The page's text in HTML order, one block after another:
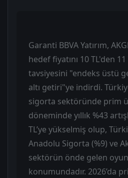
Garanti BBVA Yatırım,
hedef fiyatını 10 TL'den
tavsiyesini "endeks üstü
altı getiri"ye indirdi.
sigorta sektöründe prim
döneminde yıllık %43
TL’ye yükselmiş olup,
Anadolu Sigorta (%9) ve
sektörün önde gelen
konumundadır. 2026’da